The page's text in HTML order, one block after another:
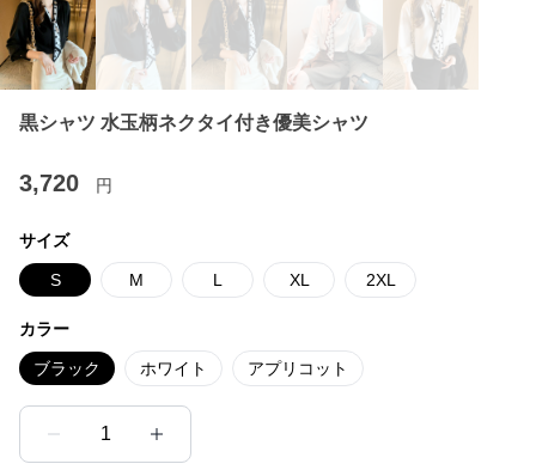
黒シャツ 水玉柄ネクタイ付き優美シャツ
3,720 円
サイズ
S M L XL 2XL
カラー
ブラック ホワイト アプリコット
1